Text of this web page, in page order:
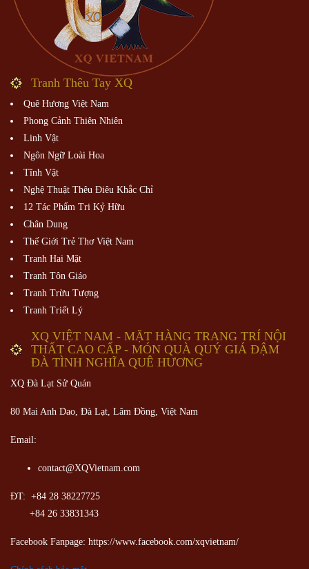
Tranh Thêu Tay XQ
Quê Hương Việt Nam
Phong Cảnh Thiên Nhiên
Linh Vật
Ngôn Ngữ Loài Hoa
Tĩnh Vật
Nghệ Thuật Thêu Điêu Khắc Chỉ
12 Tác Phẩm Tri Kỷ Hữu
Chân Dung
Thế Giới Trẻ Thơ Việt Nam
Tranh Hai Mặt
Tranh Tôn Giáo
Tranh Trừu Tượng
Tranh Triết Lý
XQ VIỆT NAM - MẶT HÀNG TRANG TRÍ NỘI
THẤT CAO CẤP - MÓN QUÀ QUÝ GIÁ ĐẬM
ĐÀ TÌNH NGHĨA QUÊ HƯƠNG
XQ Đà Lạt Sử Quán
80 Mai Anh Dao, Đà Lạt, Lâm Đồng, Việt Nam
Email:
contact@XQVietnam.com
ĐT: +84 28 38227725
+84 26 33831343
Facebook Fanpage: https://www.facebook.com/xqvietnam/